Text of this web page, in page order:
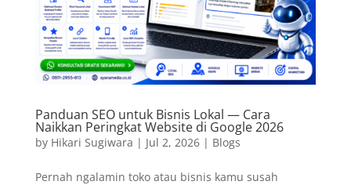
Panduan SEO untuk Bisnis Lokal — Cara
Naikkan Peringkat Website di Google 2026
by Hikari Sugiwara | Jul 2, 2026| Blogs
Pernah ngalamin toko atau bisnis kamu susah